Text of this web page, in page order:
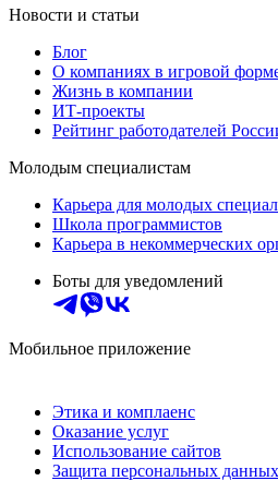
Новости и статьи
Блог
О компаниях в игровой
Жизнь в компании
ИТ-проекты
Рейтинг работодателей
Молодым специалистам
Карьера для молодых
Школа программистов
Карьера в некоммерческих
Боты для уведомлений
Мобильное приложение
Этика и комплаенс
Оказание услуг
Использование сайтов
Защита персональных данных